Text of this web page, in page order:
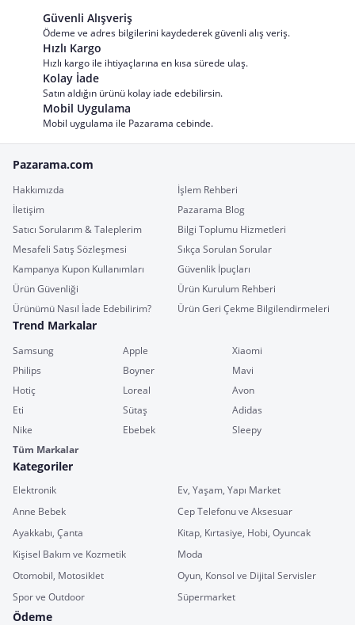
Güvenli Alışveriş
Ödeme ve adres bilgilerini kaydederek güvenli alış veriş.
Hızlı Kargo
Hızlı kargo ile ihtiyaçlarına en kısa sürede ulaş.
Kolay İade
Satın aldığın ürünü kolay iade edebilirsin.
Mobil Uygulama
Mobil uygulama ile Pazarama cebinde.
Pazarama.com
Hakkımızda
İşlem Rehberi
İletişim
Pazarama Blog
Satıcı Sorularım & Taleplerim
Bilgi Toplumu Hizmetleri
Mesafeli Satış Sözleşmesi
Sıkça Sorulan Sorular
Kampanya Kupon Kullanımları
Güvenlik İpuçları
Ürün Güvenliği
Ürün Kurulum Rehberi
Ürünümü Nasıl İade Edebilirim?
Ürün Geri Çekme Bilgilendirmeleri
Trend Markalar
Samsung Apple
Xiaomi
Philips
Boyner
Mavi
Hotiç
Loreal
Avon
Eti
Sütaş
Adidas
Nike
Ebebek
Sleepy
Tüm Markalar
Kategoriler
Elektronik
Ev, Yaşam, Yapı Market
Anne Bebek
Cep Telefonu ve Aksesuar
Ayakkabı, Çanta
Kitap, Kırtasiye, Hobi, Oyuncak
Kişisel Bakım ve Kozmetik
Moda
Otomobil, Motosiklet
Oyun, Konsol ve Dijital Servisler
Spor ve Outdoor
Süpermarket
Ödeme